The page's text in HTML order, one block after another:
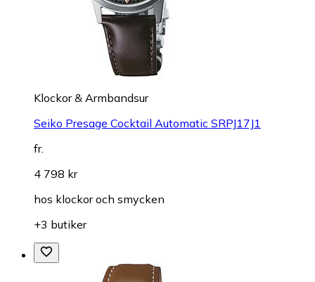
Klockor & Armbandsur
Seiko Presage Cocktail Automatic SRPJ17J1
fr.
4 798 kr
hos klockor och smycken
+3 butiker